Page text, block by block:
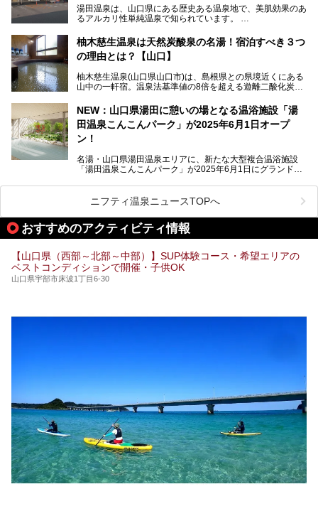
紹介。また、アクセスの注意点も併せてご紹介します！
湯田温泉は、山口県にある歴史ある温泉地で、美肌効果のあ
るアルカリ性単純温泉で知られています。
湯田温泉では、瑠璃光寺五重塔などの観光スポット、「そば
寿司」などのグルメスポット、なかには「女将劇場」なんて
一風変わった催しを実施している旅館もあり、観光を満喫で
この記事では、湯田温泉の魅力を味わえる宿泊施設や日帰り
ス方法も紹介します！
柚木慈生温泉は天然炭酸泉の名湯！宿泊すべき３つ
の理由とは？【山口】
柚木慈生温泉(山口県山口市)は、島根県との県境近くにある
山中の一軒宿。温泉法基準値の8倍を超える遊離二酸化炭素
親しまれています。
日帰り入浴も可能ですが、その真価を存分に満喫するならば
宿泊がベスト。今回は、知られざるその理由を詳細解説。温
泉ファンなら一度は行ってみたい炭酸泉の名湯を、存分にご
紹介します！
NEW：山口県湯田に憩いの場となる温浴施設「湯
田温泉こんこんパーク」が2025年6月1日オープ
ン！
名湯・山口県湯田温泉エリアに、新たな大型複合温浴施設
「湯田温泉こんこんパーク」が2025年6月1日にグランドオ
総工費はなんと約42億円。温泉だけでなく、交流できる施
設として整備され、まさに“温泉のテーマパーク”のようなス
ポットです。今回は、その魅力を3つの注目ポイントに分け
てご紹介します。
ニフティ温泉ニュースTOPへ
おすすめのアクティビティ情報
【山口県（西部～北部～中部）】SUP体験コース・希望エリアの
ベストコンディションで開催・子供OK
山口県宇部市床波1丁目6-30